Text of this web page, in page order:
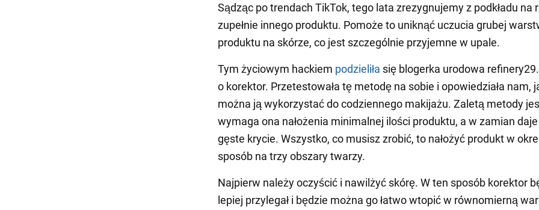
Sądząc po trendach TikTok, tego lata zrezygnujemy z podkładu na
zupełnie innego produktu. Pomoże to uniknąć uczucia grubej
produktu na skórze, co jest szczególnie przyjemne w upale.
Tym życiowym hackiem podzieliła się blogerka urodowa
o korektor. Przetestowała tę metodę na sobie i opowiedziała nam,
można ją wykorzystać do codziennego makijażu. Zaletą metody
wymaga ona nałożenia minimalnej ilości produktu, a w zamian
gęste krycie. Wszystko, co musisz zrobić, to nałożyć produkt w
sposób na trzy obszary twarzy.
Najpierw należy oczyścić i nawilżyć skórę. W ten sposób korektor
lepiej przylegał i będzie można go łatwo wtopić w równomierną